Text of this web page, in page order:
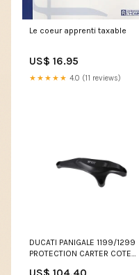
Le coeur apprenti taxable
US$ 16.95
★★★★★ 4.0 (11 reviews)
DUCATI PANIGALE 1199/1299
PROTECTION CARTER COTE